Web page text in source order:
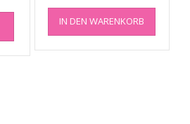
IN DEN WARENKORB